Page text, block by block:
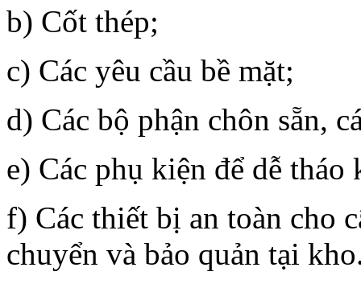
b) Cốt thép;
c) Các yêu cầu bề mặt;
d) Các bộ phận chôn sẵn,
e) Các phụ kiện để dễ tháo
f) Các thiết bị an toàn cho
chuyển và bảo quản tại